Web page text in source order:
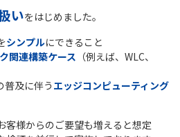
情報保護方針
会社情報
いをはじめました。
シンプルにできること
関連構築ケース （例えば、WLC、
普及に伴うエッジコンピューティング
客様からのご要望も増えると想定